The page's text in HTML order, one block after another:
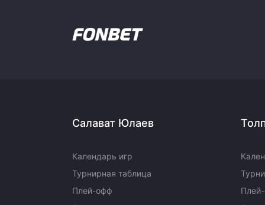
Салават Юлаев
Календарь игр
Турнирная таблица
Плей-офф